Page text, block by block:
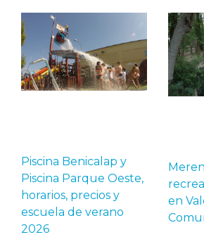
Piscina Benicalap y
Piscina Parque Oeste,
horarios, precios y
escuela de verano
2026
Merenderos y áreas
en